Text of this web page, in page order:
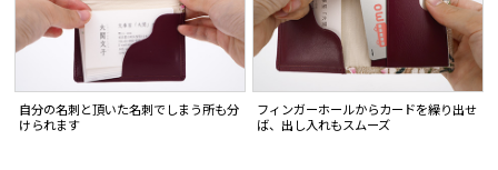
自分の名刺と頂いた名刺でしまう所も分
けられます
フィンガーホールからカードを繰り出せ
ば、出し入れもスムーズ